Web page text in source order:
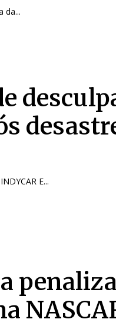
da...
E...